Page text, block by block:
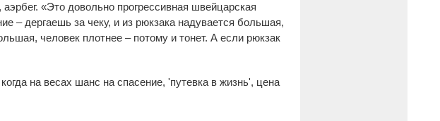
«Это довольно прогрессивная швейцарская
– дергаешь за чеку, и из рюкзака надувается большая,
человек плотнее – потому и тонет. А если рюкзак
на весах шанс на спасение, 'путевка в жизнь', цена